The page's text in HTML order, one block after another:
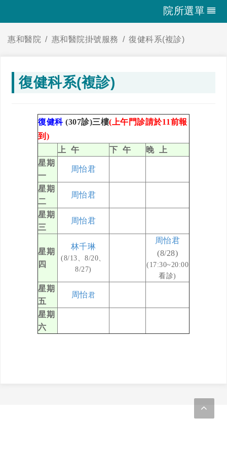
院所選單
惠和醫院 惠和醫院掛號服務 復健科系(複診)
復健科系(複診)
復健科(307診)三樓(上午門診請於11前報
到)
上 午
下 午
晚 上
星期
一
周怡君
星期
二
周怡君
星期
三
周怡君
星期
四
林千琳
(8/13、8/20、
8/27)
周怡君
(8/28)
(17:30~20:00
看診)
星期
五
周怡君
星期
六